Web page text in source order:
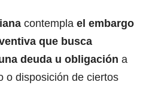
contempla el embargo
que busca
deuda u obligación a
o disposición de ciertos